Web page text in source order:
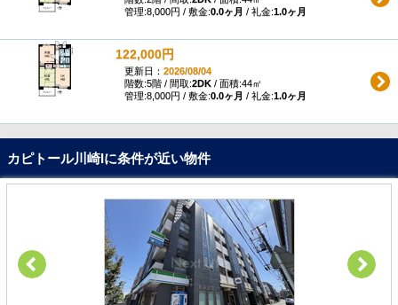
管理:8,000円 / 敷金:0.0ヶ月 / 礼金:1.0ヶ月
122,000円
更新日： 2026/08/04
階数:5階 / 間取:2DK/ 面積:44㎡
管理:8,000円 / 敷金:0.0ヶ月 / 礼金:1.0ヶ月
カピトール川崎Iに条件が近い物件